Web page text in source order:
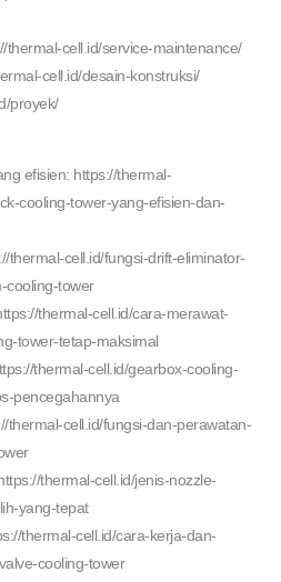
thermal-cell.id/service-maintenance/
cell.id/desain-konstruksi/
proyek/
efisien: https://thermal-
cooling-tower-yang-efisien-dan-
thermal-cell.id/fungsi-drift-eliminator-
cooling-tower
thermal-cell.id/cara-merawat-
tower-tetap-maksimal
thermal-cell.id/gearbox-cooling-
pencegahannya
thermal-cell.id/fungsi-dan-perawatan-
thermal-cell.id/jenis-nozzle-
yang-tepat
thermal-cell.id/cara-kerja-dan-
cooling-tower